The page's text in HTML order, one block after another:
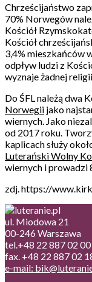
Chrześcijaństwo
70% Norwegów
Kościół
Kościół
3,4% mieszkańców
odpływ ludzi z
wyznaje żadnej
Do ŚFL należą dwa
Norwegii jako
wiernych. Jako
od 2017 roku.
kaplicach służy
Luterański Wolny
wiernych i prowadzi
zdj. https://
ul. Miodowa 21
00-246 Warszawa
tel.+48 22 887 02 00
fax. +48 22 887 02
e-mail: